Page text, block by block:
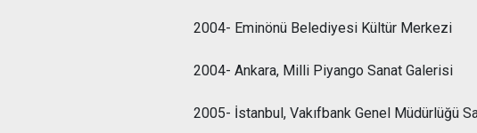
2004- Eminönü Belediyesi Kültür Merkezi
2004- Ankara, Milli Piyango Sanat Galerisi
2005- İstanbul, Vakıfbank Genel Müdürlüğü